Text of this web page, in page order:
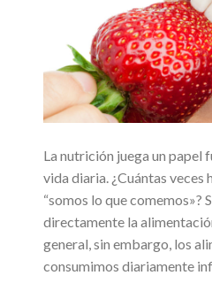
La nutrición juega un papel
vida diaria. ¿Cuántas veces
“somos lo que comemos»?
directamente la
general, sin embargo, los
consumimos diariamente